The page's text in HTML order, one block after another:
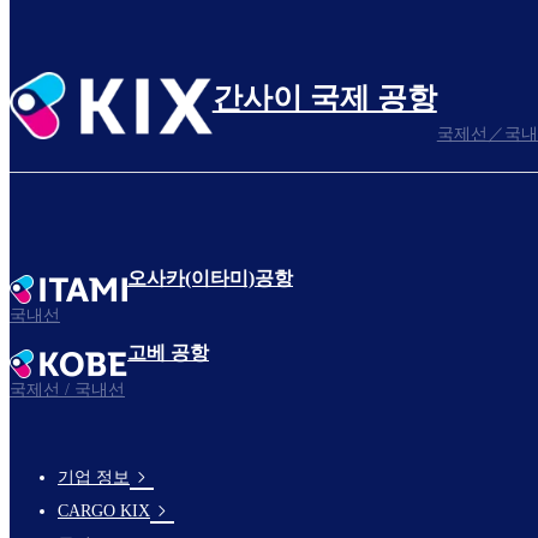
간사이 국제 공항
국제선／국
오사카(이타미)공항
국내선
고베 공항
국제선 / 국내선
footer-
기업 정보
CARGO KIX